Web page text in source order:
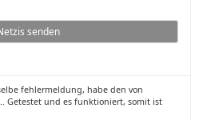
senden
fehlermeldung, habe den von
Getestet und es funktioniert, somit ist